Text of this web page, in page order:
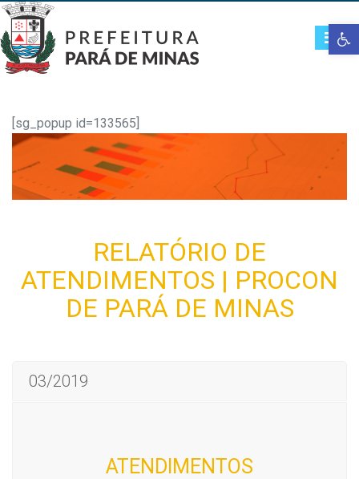
[sg_popup id=133565]
RELATÓRIO DE
ATENDIMENTOS | PROCON
DE PARÁ DE MINAS
03/2019
ATENDIMENTOS